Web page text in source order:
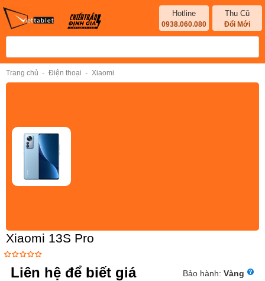
Hotline
0938.060.080
Thu Cũ
Đổi Mới
Trang chủ - Điện thoại - Xiaomi
Xiaomi 13S Pro
Liên hệ để biết giá Bảo hành: Vàng